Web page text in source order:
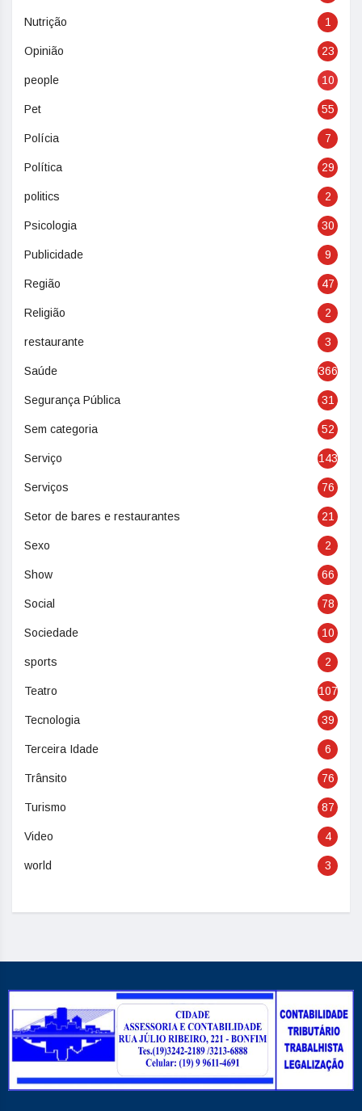
Nutrição 1
Opinião 23
people 10
Pet 55
Polícia 7
Política 29
politics 2
Psicologia 30
Publicidade 9
Região 47
Religião 2
restaurante 3
Saúde 366
Segurança Pública 31
Sem categoria 52
Serviço 143
Serviços 76
Setor de bares e restaurantes 21
Sexo 2
Show 66
Social 78
Sociedade 10
sports 2
Teatro 107
Tecnologia 39
Terceira Idade 6
Trânsito 76
Turismo 87
Video 4
world 3